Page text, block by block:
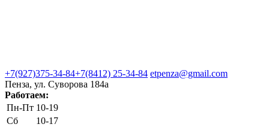
+7(927)375-34-84+7(8412) 25-34-84 etpenza@gmail.com
Пенза, ул. Cуворова 184а
Работаем:
Пн-Пт 10-19
Сб
10-17